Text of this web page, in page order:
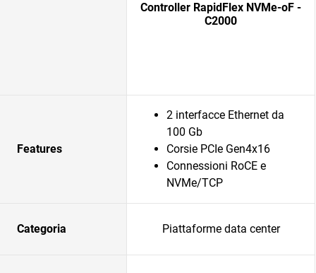
Controller RapidFlex NVMe-oF -
C2000
Features
2 interfacce Ethernet da
100 Gb
Corsie PCIe Gen4x16
Connessioni RoCE e
NVMe/TCP
Categoria Piattaforme data center